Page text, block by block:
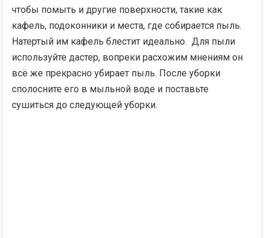
чтобы помыть и другие поверхности, такие как
кафель, подоконники и места, где собирается пыль.
Натертый им кафель блестит идеально. Для пыли
используйте дастер, вопреки расхожим мнениям он
всё же прекрасно убирает пыль. После уборки
сполосните его в мыльной воде и поставьте
сушиться до следующей уборки.